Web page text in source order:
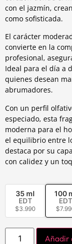
con el jazmín,
como sofisticada.
El carácter
convierte en la
profesional,
Ideal para el día a
quienes desean
abrumadores.
Con un perfil
especiado, esta
moderna para el
el equilibrio entre
destaca por su
con calidez y un
35 ml
EDT
$3.990
100
EDT
$
Añadir